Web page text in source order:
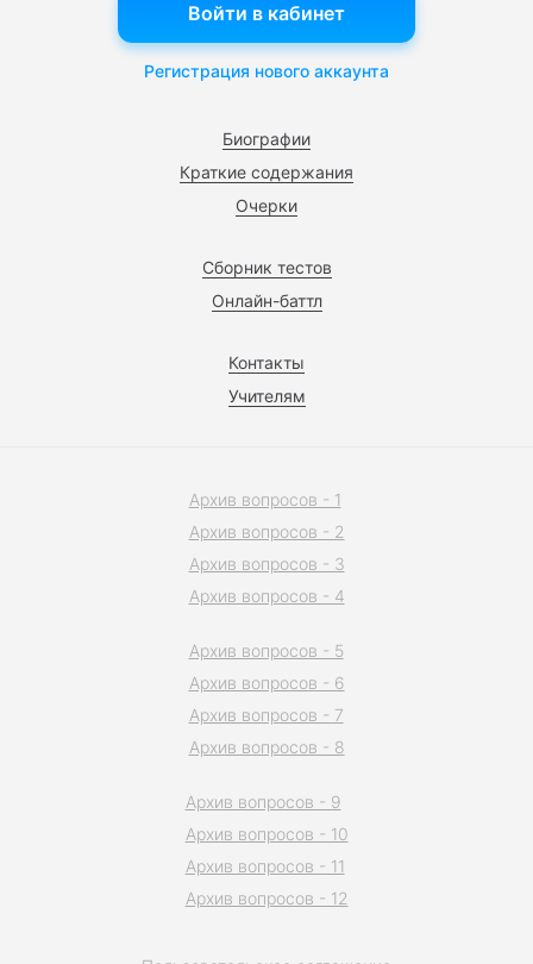
Биографии
Краткие содержания
Очерки
Сборник тестов
Онлайн-баттл
Контакты
Учителям
Войти в кабинет
Регистрация нового аккаунта
Архив вопросов - 1
Архив вопросов - 2
Архив вопросов - 3
Архив вопросов - 4
Архив вопросов - 5
Архив вопросов - 6
Архив вопросов - 7
Архив вопросов - 8
Архив вопросов - 9
Архив вопросов - 10
Архив вопросов - 11
Архив вопросов - 12